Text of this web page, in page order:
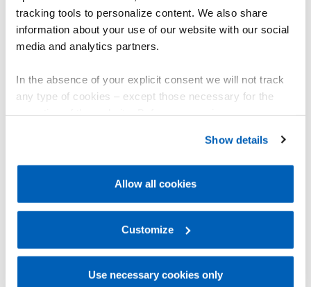
tracking tools to personalize content. We also share
information about your use of our website with our social
media and analytics partners.
In the absence of your explicit consent we will not track
any type of cookies – except those necessary for the
Gefran - Cookie
policy.
regarding processing of personal data, at the following
Gefran - Privacy Policy.
Show details
Allow all cookies
Customize
Use necessary cookies only
带模拟输出和现场总线。
查看产品